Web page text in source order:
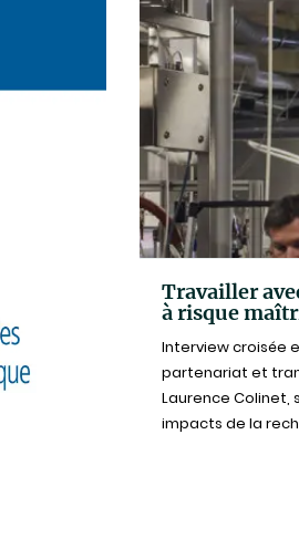
Travailler
à risque
Interview croisée
partenariat et
Laurence Colinet,
impacts de la